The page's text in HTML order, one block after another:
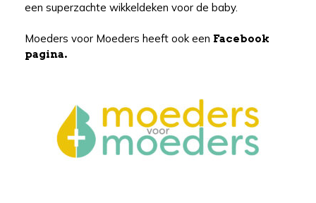
een superzachte wikkeldeken voor de baby.
Moeders voor Moeders heeft ook een Facebook
pagina.